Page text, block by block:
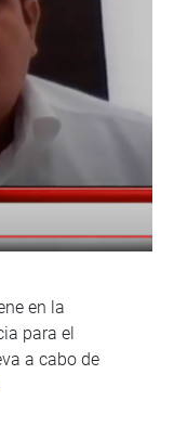
en la
para el
a cabo de